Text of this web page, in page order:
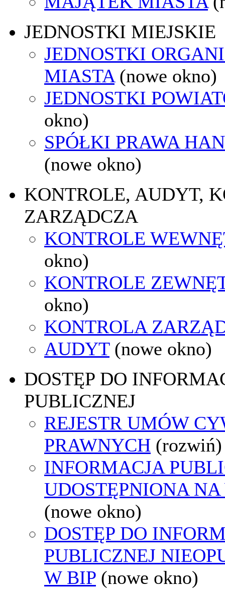
JEDNOSTKI MIEJSKIE
JEDNOSTKI
MIASTA (nowe okno)
JEDNOSTKI
okno)
SPÓŁKI PRAWA
(nowe okno)
KONTROLE, AUDYT,
ZARZĄDCZA
KONTROLE
okno)
KONTROLE
okno)
KONTROLA
AUDYT (nowe okno)
DOSTĘP DO
PUBLICZNEJ
REJESTR UMÓW
PRAWNYCH (rozwiń)
INFORMACJA
UDOSTĘPNIONA
(nowe okno)
DOSTĘP DO
PUBLICZNEJ
W BIP (nowe okno)